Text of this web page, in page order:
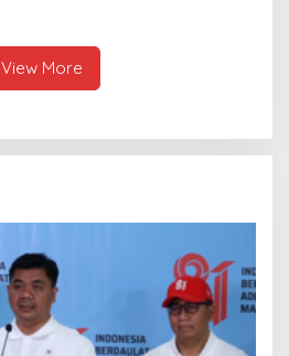
Kasus Rudapksa Sampai
Anaknya Hamil
View More